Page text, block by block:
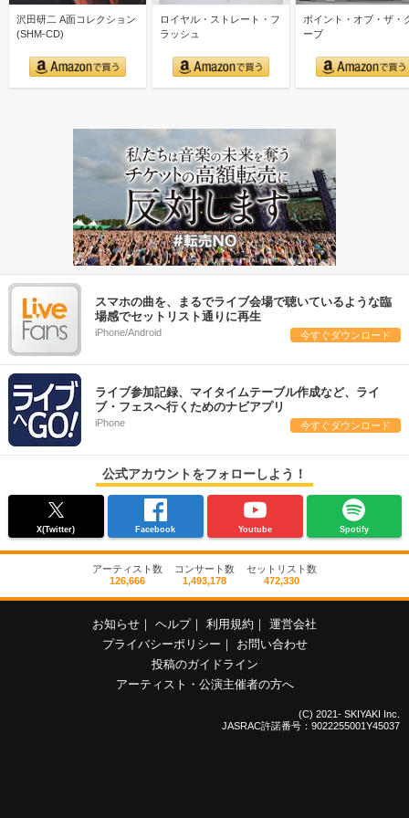
沢田研二 A面コレクション
(SHM-CD)
ロイヤル・ストレート・フ
ラッシュ
ポイント・オブ・ザ・
ーブ
スマホの曲を、まるでライブ会場で聴いているような臨
場感でセットリスト通りに再生
iPhone/Android 今すぐダウンロード
ライブ参加記録、マイタイムテーブル作成など、ライ
ブ・フェスへ行くためのナビアプリ
iPhone 今すぐダウンロード
公式アカウントをフォローしよう！
X(Twitter) Facebook Youtube Spotify
アーティスト数
126,666
コンサート数
1,493,178
セットリスト数
472,330
お知らせ ヘルプ 利用規約
運営会社
プライバシーポリシー
お問い合わせ
投稿のガイドライン
アーティスト・公演主催者の方へ
(C) 2021- SKIYAKI Inc.
JASRAC許諾番号：9022255001Y45037